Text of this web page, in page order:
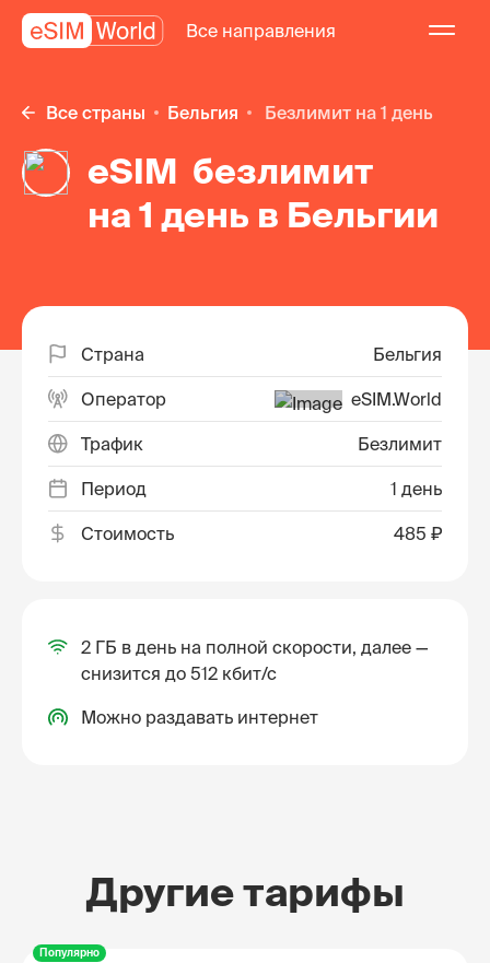
Все направления
Все страны Бельгия безлимит на 1 день
eSIM безлимит
на 1 день в Бельгии
Страна Бельгия
Оператор eSIM.World
Трафик Безлимит
Период 1 день
Стоимость 485 ₽
2 ГБ в день на полной скорости, далее —
снизится до 512 кбит/с
Можно раздавать интернет
Другие тарифы
Популярно